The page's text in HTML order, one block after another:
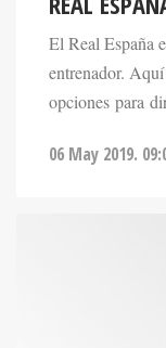
El Real España
entrenador.
opciones para
06 May 2019.